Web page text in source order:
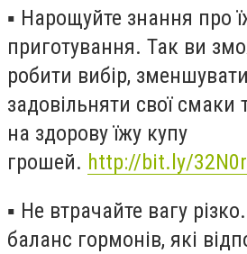
▪️ Нарощуйте знання про
приготування. Так ви
робити вибір,
задовільняти свої смаки
на здорову їжу купу
грошей. http://bit.ly/
▪️ Не втрачайте вагу
баланс гормонів, які